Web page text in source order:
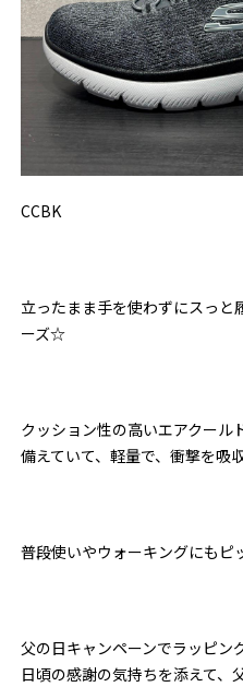
CCBK
立ったまま手を使わずにスっと
ーズ☆
クッション性の高いエアクール
備えていて、軽量で、衝撃を吸
普段使いやウォーキングにもピ
父の日キャンペーンでラッピン
日頃の感謝の気持ちを添えて、